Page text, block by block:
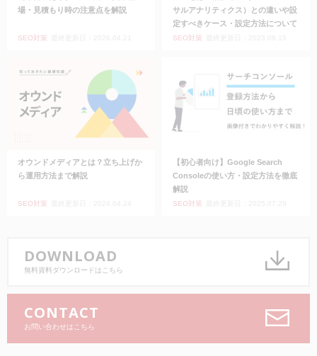
場・見積もり時の注意点を解説
SEO対策
サルアナリティクス）との違いや設
定すべきケース・設定方法について
SEO対策
オウンドメディアとは？立ち上げか
ら運用方法まで解説
SEO対策
【初心者向け】Google Search
Consoleの使い方・設定方法を徹底
解説
SEO対策
DOWNLOAD
無料資料ダウンロードはこちら
CONTACT
お問い合わせはこちら